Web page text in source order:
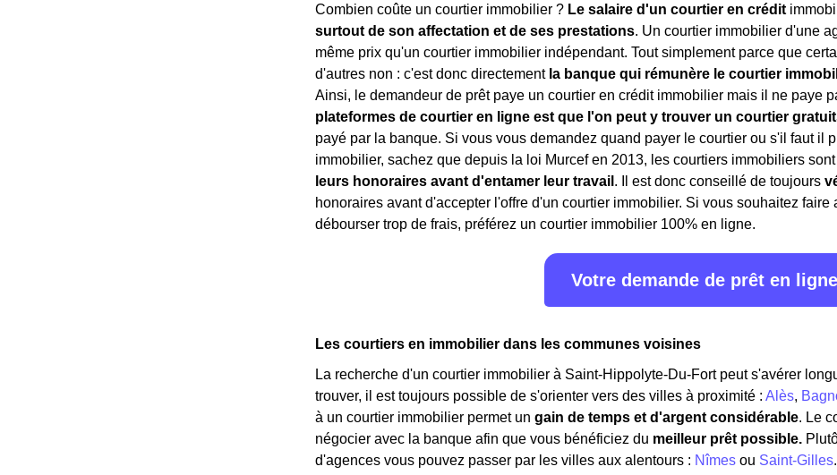
Combien coûte un courtier immobilier ? Le salaire d'un courtier en crédit
surtout de son affectation et de ses prestations. Un courtier immobilier d'une
même prix qu'un courtier immobilier indépendant. Tout simplement parce que
d'autres non : c'est donc directement la banque qui rémunère le courtier
Ainsi, le demandeur de prêt paye un courtier en crédit immobilier mais il ne paye
plateformes de courtier en ligne est que l'on peut y trouver un courtier
payé par la banque. Si vous vous demandez quand payer le courtier ou s'il faut il
immobilier, sachez que depuis la loi Murcef en 2013, les courtiers immobiliers sont
leurs honoraires avant d'entamer leur travail . Il est donc conseillé de toujours
honoraires avant d'accepter l'offre d'un courtier immobilier. Si vous souhaitez
débourser trop de frais, préférez un courtier immobilier 100% en ligne.
Votre demande de prêt en ligne
Les courtiers en immobilier dans les communes voisines
La recherche d'un courtier immobilier à Saint-Hippolyte-Du-Fort peut s'avérer
trouver, il est toujours possible de s'orienter vers des villes à proximité : Alès,
à un courtier immobilier permet un gain de temps et d'argent considérable. Le
négocier avec la banque afin que vous bénéficiez du meilleur prêt possible.
d'agences vous pouvez passer par les villes aux alentours : Nîmes ou Saint-Gilles.